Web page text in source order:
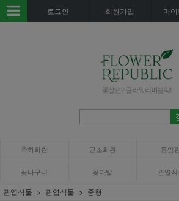
로그인 회원가입 마
축하화환 근조화환 동양
꽃바구니 꽃다발 관엽식
관엽식물 관엽식물 중형